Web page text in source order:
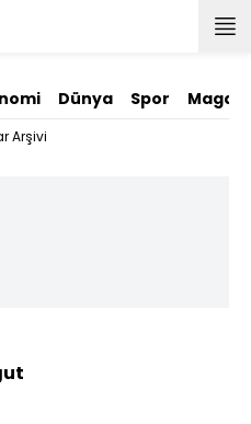
Dünya Spor
Arşivi